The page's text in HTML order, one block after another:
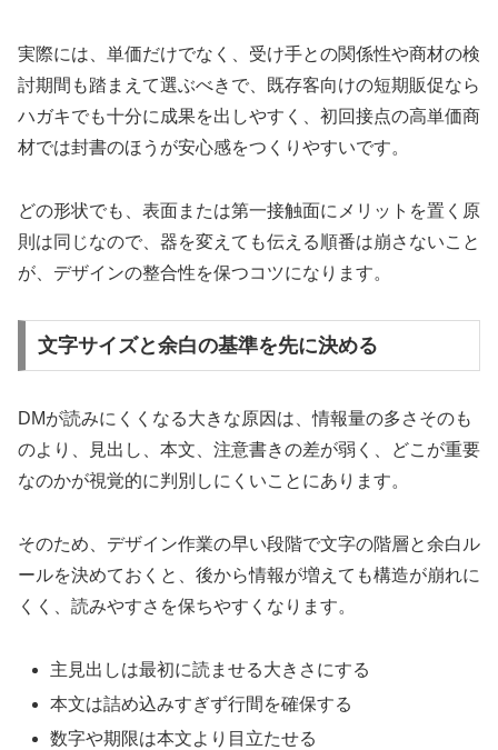
実際には、単価だけでなく、受け手との関係性や商材の検
討期間も踏まえて選ぶべきで、既存客向けの短期販促なら
ハガキでも十分に成果を出しやすく、初回接点の高単価商
材では封書のほうが安心感をつくりやすいです。
どの形状でも、表面または第一接触面にメリットを置く原
則は同じなので、器を変えても伝える順番は崩さないこと
が、デザインの整合性を保つコツになります。
文字サイズと余白の基準を先に決める
DMが読みにくくなる大きな原因は、情報量の多さそのも
のより、見出し、本文、注意書きの差が弱く、どこが重要
なのかが視覚的に判別しにくいことにあります。
そのため、デザイン作業の早い段階で文字の階層と余白ル
ールを決めておくと、後から情報が増えても構造が崩れに
くく、読みやすさを保ちやすくなります。
主見出しは最初に読ませる大きさにする
本文は詰め込みすぎず行間を確保する
数字や期限は本文より目立たせる